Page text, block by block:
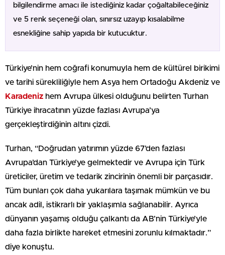
bilgilendirme amacı ile istediğiniz kadar çoğaltabileceğiniz
ve 5 renk seçeneği olan, sınırsız uzayıp kısalabilme
esnekliğine sahip yapıda bir kutucuktur.
Türkiye’nin hem coğrafi konumuyla hem de kültürel birikimi
ve tarihi sürekliliğiyle hem Asya hem Ortadoğu Akdeniz ve
Karadeniz hem Avrupa ülkesi olduğunu belirten Turhan
Türkiye ihracatının yüzde fazlası Avrupa’ya
gerçekleştirdiğinin altını çizdi.
Turhan, “Doğrudan yatırımın yüzde 67’den fazlası
Avrupa’dan Türkiye’ye gelmektedir ve Avrupa için Türk
üreticiler, üretim ve tedarik zincirinin önemli bir parçasıdır.
Tüm bunları çok daha yukarılara taşımak mümkün ve bu
ancak adil, istikrarlı bir yaklaşımla sağlanabilir. Ayrıca
dünyanın yaşamış olduğu çalkantı da AB’nin Türkiye’yle
daha fazla birlikte hareket etmesini zorunlu kılmaktadır.”
diye konuştu.